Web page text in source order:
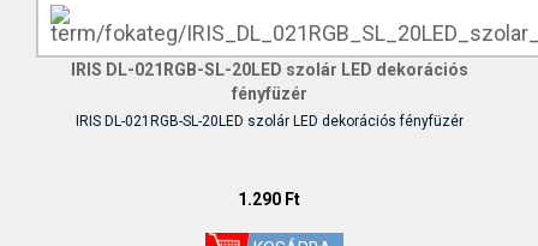
IRIS DL-021RGB-SL-20LED szolár LED dekorációs
fényfüzér
IRIS DL-021RGB-SL-20LED szolár LED dekorációs fényfüzér
1.290 Ft